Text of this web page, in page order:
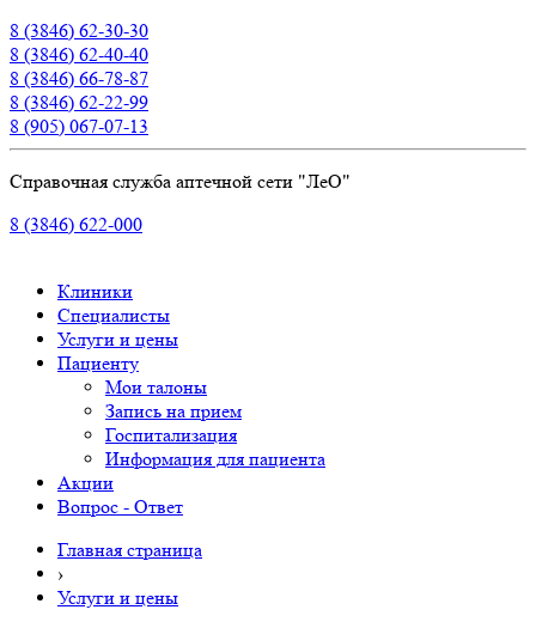
8 (3846) 62-30-30
8 (3846) 62-40-40
8 (3846) 66-78-87
8 (3846) 62-22-99
8 (905) 067-07-13
Справочная служба аптечной сети "ЛеО"
8 (3846) 622-000
Клиники
Специалисты
Услуги и цены
Пациенту
Мои талоны
Запись на прием
Госпитализация
Информация для пациента
Акции
Вопрос - Ответ
Главная страница
›
Услуги и цены